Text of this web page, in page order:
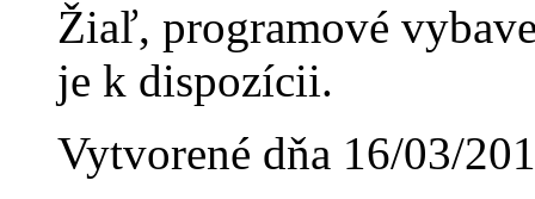
Žiaľ, programové
je k dispozícii.
Vytvorené dňa 16/03/